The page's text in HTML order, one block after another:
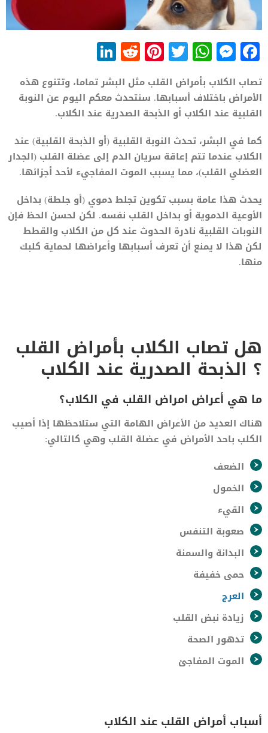
Facebook
Messenger
WhatsApp
Twitter
Pinterest
Reddit
تصاب الكلاب بأمراض القلب مثل البشر تماما، وتتنوع هذه
الأمراض باختلاف أسبابها. سنتحدث معكم اليوم عن النوبة
القلبية عند الكلاب أو الذبحة الصدرية عند الكلاب.
كما في البشر، تحدث النوبة القلبية (أو الذبحة القلبية) عند
الكلاب عندما تتم إعاقة سريان الدم إلى عضلة القلب (الجدار
العضلي القلب)، مما يسبب الموت المفاجيء لأحد أجزائها.
يحدث هذا عامة بسبب تكوين تجلط دموي (أو جلطة) بداخل
الأوعية الدموية أو بداخل القلب نفسه. لكن لحسن الحظ فإن
النوبات القلبية نادرة الحدوث عند كل من الكلاب والقطط
لكن هذا لا يمنع أن تعرف أسبابها وأعراضها لحماية كلبك
منها.
هل تصاب الكلاب بأمراض القلب
؟ الذبحة الصدرية عند الكلاب
ما هي أعراض امراض القلب في الكلاب؟
هناك العديد من الأعراض الهامة التي ستلاحظها إذا أصيب
الكلب باحد الأمراض في عضلة القلب وهي كالتالي:
الضعف
الخمول
القيء
صعوبة التنفس
البدانة والسمنة
حمى خفيفة
العرج
زيادة نبض القلب
تدهور الصحة
الموت المفاجئ
أسباب أمراض القلب عند الكلاب